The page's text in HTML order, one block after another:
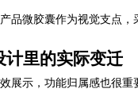
品微胶囊作为视觉支点
计里的实际变迁
展示，功能归属感也很